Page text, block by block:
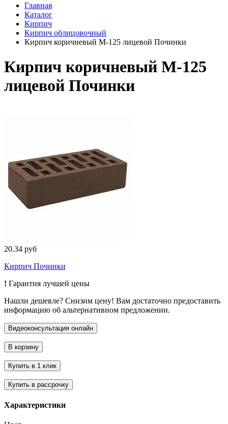
Главная
Каталог
Кирпич
Кирпич облицовочный
Кирпич коричневый М-125 лицевой Починки
Кирпич коричневый М-125
лицевой Починки
20.34 руб
Кирпич Починки
! Гарантия лучшей цены
Нашли дешевле? Снизим цену! Вам достаточно предоставить
информацию об альтернативном предложении.
Характеристики